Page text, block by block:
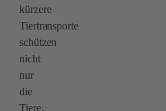
kürzere
Tiertransporte
schützen
nicht
nur
die
Tiere,